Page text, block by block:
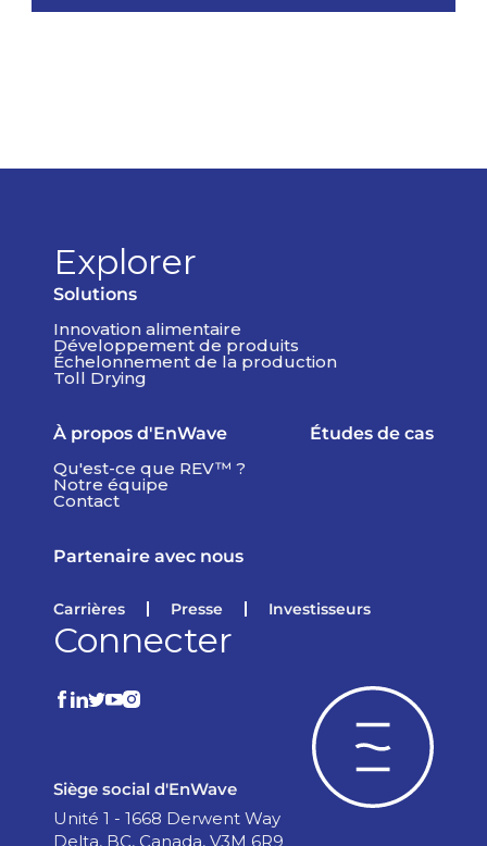
Explorer
Solutions
Innovation alimentaire
Développement de produits
Échelonnement de la production
Toll Drying
À propos d'EnWave
Qu'est-ce que REV™ ?
Notre équipe
Contact
Études de cas
Partenaire avec nous
Carrières Presse Investisseurs
Connecter
Siège social d'EnWave
Unité 1 - 1668 Derwent Way
Delta, BC, Canada, V3M 6R9